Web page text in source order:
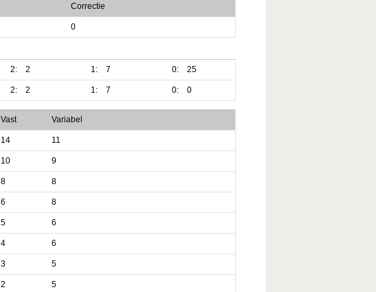
Correctie
0
2: 2 1: 7 0: 25
2: 2 1: 7 0: 0
Vast Variabel
14 11
10 9
8 8
6 8
5 6
4 6
3 5
2 5